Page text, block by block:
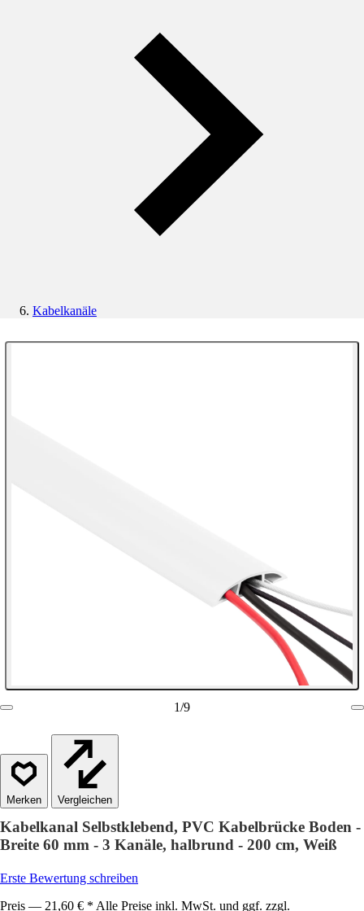
Kabelkanäle
1/9
Vergleichen
Kabelkanal Selbstklebend, PVC Kabelbrücke Boden -
Breite 60 mm - 3 Kanäle, halbrund - 200 cm, Weiß
Erste Bewertung schreiben
Preis — 21,60 € * Alle Preise inkl. MwSt. und ggf. zzgl.